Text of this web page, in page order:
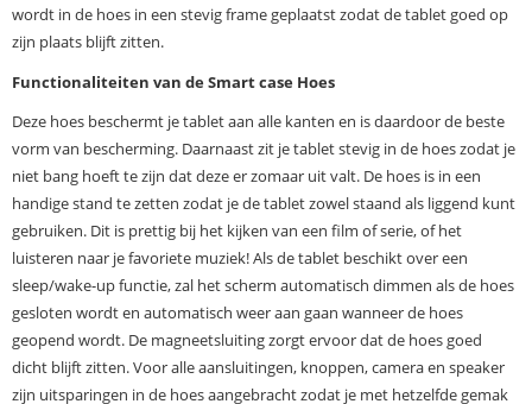
wordt in de hoes in een stevig frame geplaatst zodat de tablet goed op
zijn plaats blijft zitten.
Functionaliteiten van de Smart case Hoes
Deze hoes beschermt je tablet aan alle kanten en is daardoor de beste
vorm van bescherming. Daarnaast zit je tablet stevig in de hoes zodat je
niet bang hoeft te zijn dat deze er zomaar uit valt. De hoes is in een
handige stand te zetten zodat je de tablet zowel staand als liggend kunt
gebruiken. Dit is prettig bij het kijken van een film of serie, of het
luisteren naar je favoriete muziek! Als de tablet beschikt over een
sleep/wake-up functie, zal het scherm automatisch dimmen als de hoes
gesloten wordt en automatisch weer aan gaan wanneer de hoes
geopend wordt. De magneetsluiting zorgt ervoor dat de hoes goed
dicht blijft zitten. Voor alle aansluitingen, knoppen, camera en speaker
zijn uitsparingen in de hoes aangebracht zodat je met hetzelfde gemak